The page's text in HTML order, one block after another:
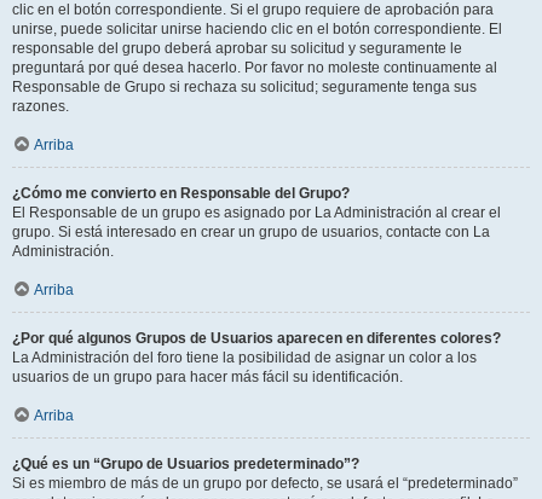
clic en el botón correspondiente. Si el grupo requiere de aprobación para
unirse, puede solicitar unirse haciendo clic en el botón correspondiente. El
responsable del grupo deberá aprobar su solicitud y seguramente le
preguntará por qué desea hacerlo. Por favor no moleste continuamente al
Responsable de Grupo si rechaza su solicitud; seguramente tenga sus
razones.
Arriba
¿Cómo me convierto en Responsable del Grupo?
El Responsable de un grupo es asignado por La Administración al crear el
grupo. Si está interesado en crear un grupo de usuarios, contacte con La
Administración.
Arriba
¿Por qué algunos Grupos de Usuarios aparecen en diferentes colores?
La Administración del foro tiene la posibilidad de asignar un color a los
usuarios de un grupo para hacer más fácil su identificación.
Arriba
¿Qué es un “Grupo de Usuarios predeterminado”?
Si es miembro de más de un grupo por defecto, se usará el “predeterminado”